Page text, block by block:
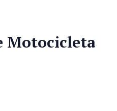
Motocicleta